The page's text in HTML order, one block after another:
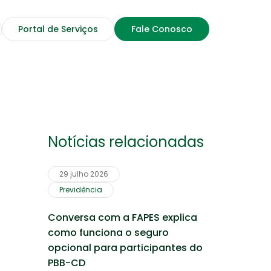
Portal de Serviços Fale Conosco
Saúde Financeira
Confira dicas de Educação
Rede de prestadores
e Laboratórios credenciados
Notícias relacionadas
29 julho 2026
Previdência
Conversa com a FAPES explica
como funciona o seguro
opcional para participantes do
PBB-CD